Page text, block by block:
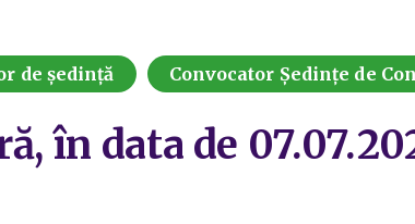
de ședință Convocator Ședințe de
în data de